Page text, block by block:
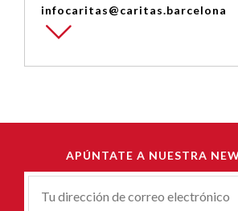
infocaritas@caritas.barcelona
APÚNTATE A NUESTRA
Correu-